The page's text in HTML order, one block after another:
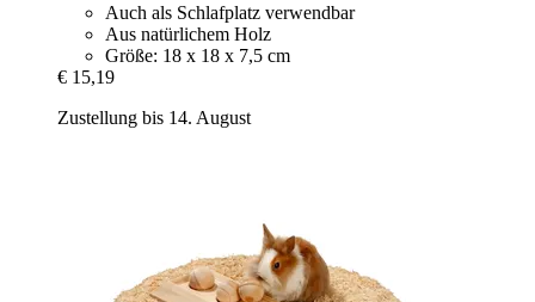
Auch als Schlafplatz verwendbar
Aus natürlichem Holz
Größe: 18 x 18 x 7,5 cm
€ 15,19
Zustellung bis 14. August